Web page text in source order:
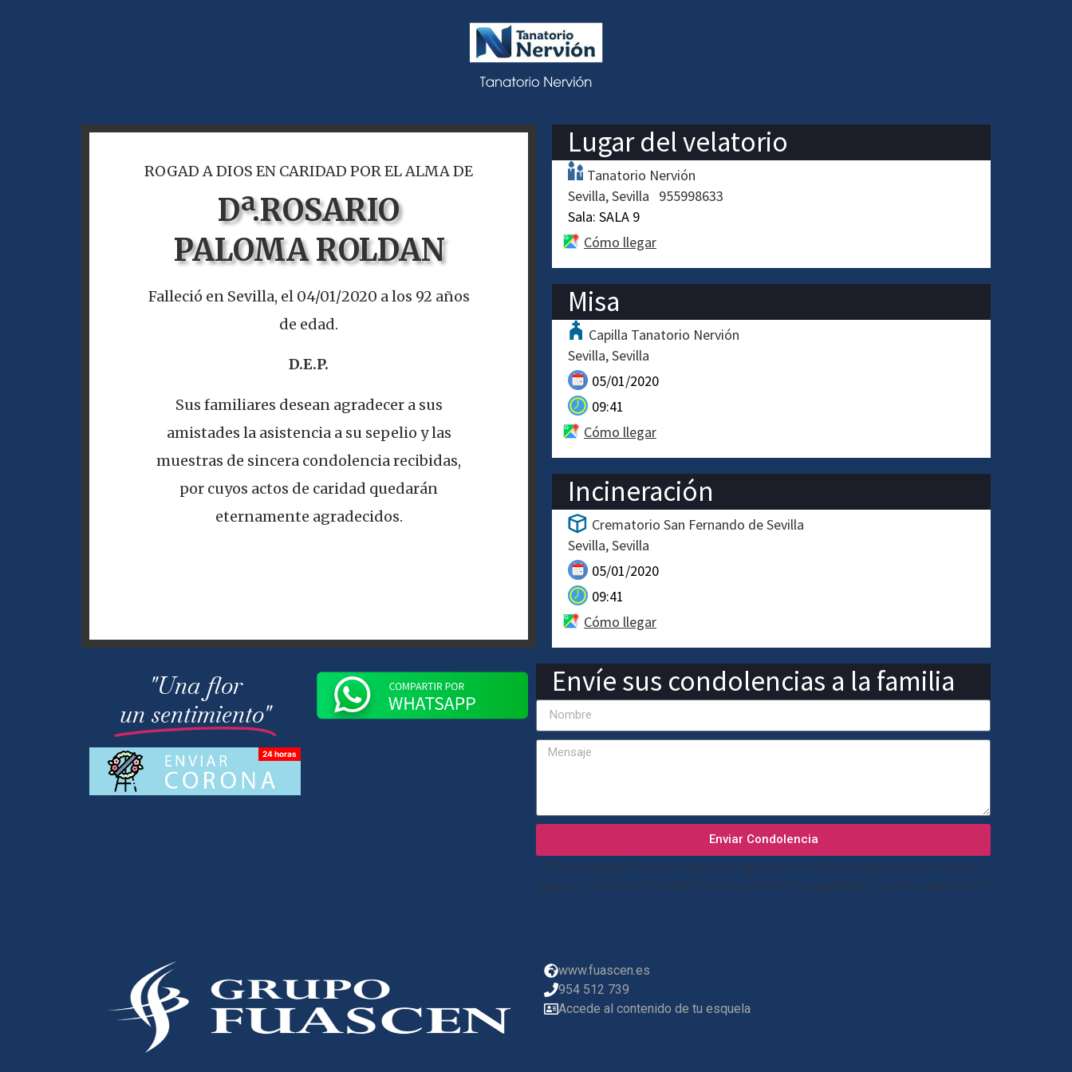
ROGAD A DIOS EN CARIDAD POR EL ALMA DE
Dª.ROSARIO
PALOMA ROLDAN
Falleció en Sevilla, el 04/01/2020 a los 92 años
de edad.
D.E.P.
Sus familiares desean agradecer a sus
amistades la asistencia a su sepelio y las
muestras de sincera condolencia recibidas,
por cuyos actos de caridad quedarán
eternamente agradecidos.
Lugar del velatorio
Tanatorio Nervión
Sevilla Sevilla
955998633
Sala: SALA 9
Cómo llegar
Misa
Capilla Tanatorio Nervión
Sevilla Sevilla
05/01/2020
09:41
Cómo llegar
Incineración
Crematorio San Fernando de Sevilla
Sevilla Sevilla
05/01/2020
09:41
Cómo llegar
"Una flor
un sentimiento"
Envíe sus condolencias a la familia
Enviar Condolencia
“Desde el grupo Fuascen, queremos agradecer la confianza depositada en nuestro
equipo, y enviar nuestras más sinceras condolencias quedando a su entera disposición”
www.fuascen.es
954 512 739
Accede al contenido de tu esquela